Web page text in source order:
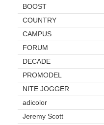
BOOST
COUNTRY
CAMPUS
FORUM
DECADE
PROMODEL
NITE JOGGER
adicolor
Jeremy Scott